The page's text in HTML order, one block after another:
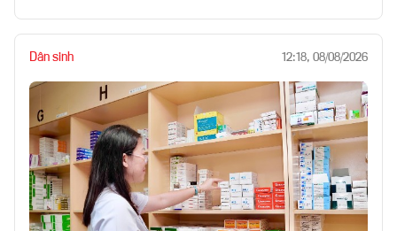
Dân sinh 12:18, 08/08/2026